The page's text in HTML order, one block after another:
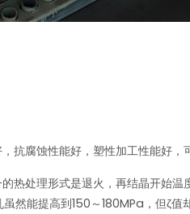
抗腐蚀性能好，塑性加工性能好
热处理形式是退火，再结晶开
能提高到150～180MPa，但ζ